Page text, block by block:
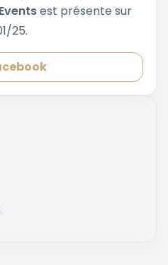
est présente sur
25.